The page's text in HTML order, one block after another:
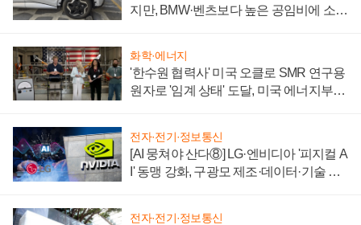
지만, BMW·벤츠보다 높은 공임비에 소비
화학·에너지
'한수원 협력사' 미국 오클로 SMR 연구용
원자로 '임계 상태' 도달, 미국 에너지부
전자·전기·정보통신
[AI 뭉쳐야 산다⑧] LG·엔비디아 '피지컬 A
I' 동맹 강화, 구광모 제조·데이터·기술 결
전자·전기·정보통신